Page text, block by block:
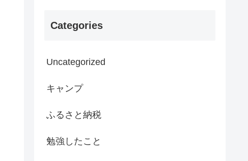
Categories
Uncategorized
キャンプ
ふるさと納税
勉強したこと